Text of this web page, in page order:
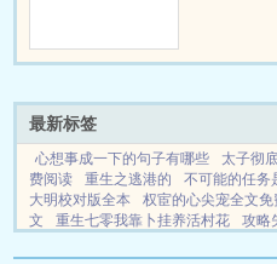
的？沈家最
最新标签
心想事成一下的句子有哪些 太子彻
费阅读
重生之逃港的 不可能的任务
大明校对版全本
权宦的心尖宠全文免
文
重生七零我靠卜挂养活村花 攻略